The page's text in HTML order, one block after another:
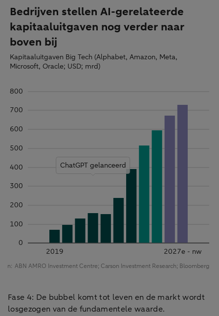
Fase 4: De bubbel komt tot leven en de markt wordt
losgezogen van de fundamentele waarde.